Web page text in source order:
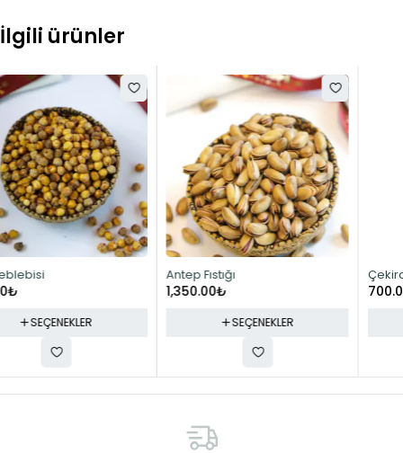
İlgili ürünler
Antep Fıstığı
1,350.00
SEÇENEKLER
Çekirdeksiz Siyah Üzüm
700.00
SEÇENEKLER